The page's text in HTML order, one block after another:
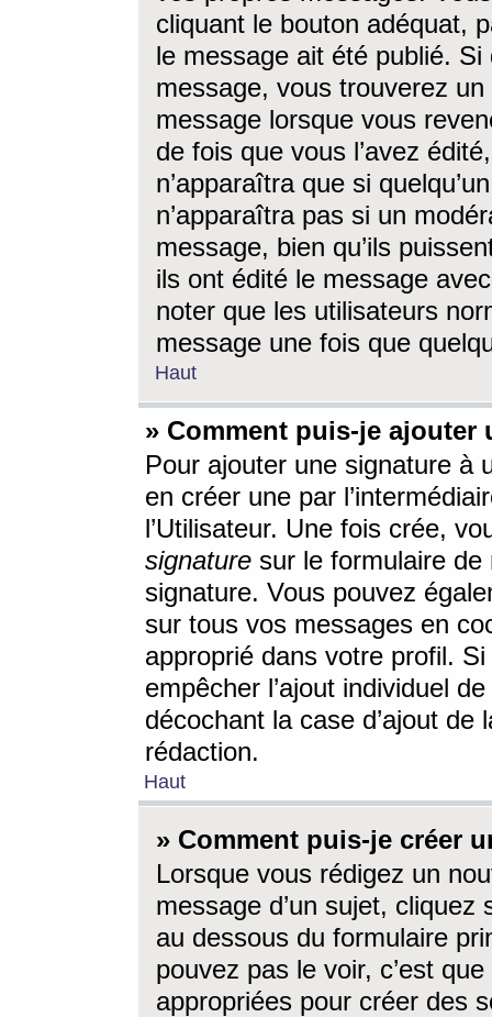
cliquant le bouton adéquat,
le message ait été publié. Si
message, vous trouverez
message lorsque vous
de fois que vous l’avez
n’apparaîtra que si
n’apparaîtra pas si un
message, bien qu’ils
ils ont édité le message
noter que les utilisateurs
message une fois que
Haut
» Comment puis-je ajouter
Pour ajouter une signature à
en créer une par
l’Utilisateur. Une fois crée,
signature sur le formulaire de
signature. Vous pouvez
sur tous vos messages en
approprié dans votre profil.
empêcher l’ajout individuel
décochant la case d’ajout
rédaction.
Haut
» Comment puis-je créer
Lorsque vous rédigez un
message d’un sujet, cliquez
au dessous du formulaire
pouvez pas le voir, c’est
appropriées pour créer des